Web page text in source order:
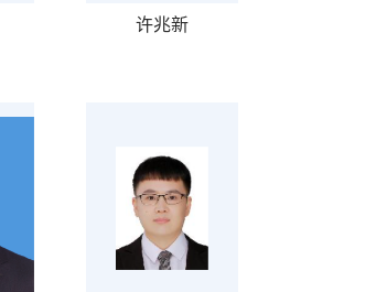
许兆新